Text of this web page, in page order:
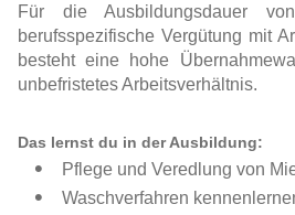
Für die Ausbildungsdauer
berufsspezifische Vergütung mit
besteht eine hohe
unbefristetes Arbeitsverhältnis.
Das lernst du in der Ausbildung:
Pflege und Veredlung von
Waschverfahren